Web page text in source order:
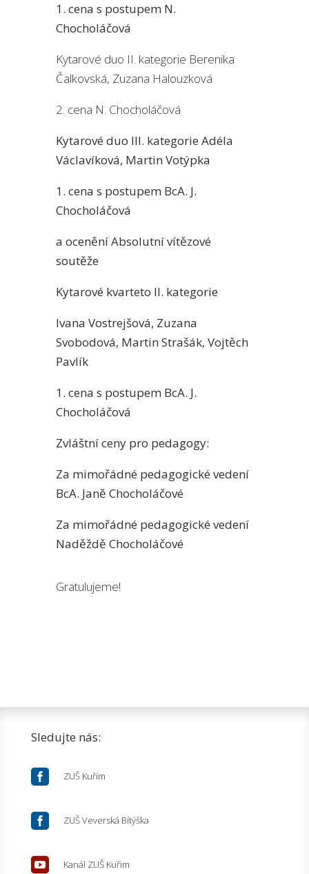
1. cena s postupem N.
Chocholáčová
Kytarové duo II. kategorie Berenika
Čalkovská, Zuzana Halouzková
2. cena N. Chocholáčová
Kytarové duo III. kategorie Adéla
Václavíková, Martin Votýpka
1. cena s postupem BcA. J.
Chocholáčová
a ocenění Absolutní vítězové
soutěže
Kytarové kvarteto II. kategorie
Ivana Vostrejšová, Zuzana
Svobodová, Martin Strašák, Vojtěch
Pavlík
1. cena s postupem BcA. J.
Chocholáčová
Zvláštní ceny pro pedagogy:
Za mimořádné pedagogické vedení
BcA. Janě Chocholáčové
Za mimořádné pedagogické vedení
Naděždě Chocholáčové
Gratulujeme!
Sledujte nás:
 ZUŠ Kuřim
 ZUŠ Veverská Bítýška
 Kanál ZUŠ Kuřim